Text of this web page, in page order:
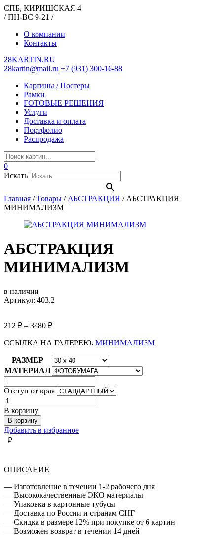
СПБ, КИРИШСКАЯ 4
/ ПН-ВС 9-21 /
О компании
Контакты
28KARTIN.RU
28kartin@mail.ru +7 (931) 300-16-88
Картины / Постеры
Рамки
ГОТОВЫЕ РЕШЕНИЯ
Услуги
Доставка и оплата
Портфолио
Распродажа
0
Искать
Главная /Товары / АБСТРАКЦИЯ / АБСТРАКЦИЯ
МИНИМАЛИЗМ
АБСТРАКЦИЯ
МИНИМАЛИЗМ
в наличии
Артикул: 403.2
212 ₽ – 3480 ₽
ССЫЛКА НА ГАЛЕРЕЮ: МИНИМАЛИЗМ
РАЗМЕР
МАТЕРИАЛ
Отступ от края
Количество
товара
АБСТРАКЦИЯ
МИНИМАЛИЗМ
В корзину
В корзину
Добавить в избранное
₽
ОПИСАНИЕ
— Изготовление в течении 1-2 рабочего дня
— Высококачественные ЭКО материалы
— Упаковка в картонные тубусы
— Доставка по России и странам СНГ
— Скидка в размере 12% при покупке от 6 картин
— Возможен возврат в течении 14 дней